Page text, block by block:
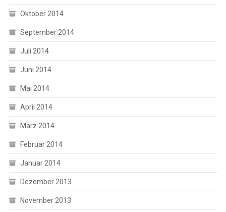
Oktober 2014
September 2014
Juli 2014
Juni 2014
Mai 2014
April 2014
März 2014
Februar 2014
Januar 2014
Dezember 2013
November 2013